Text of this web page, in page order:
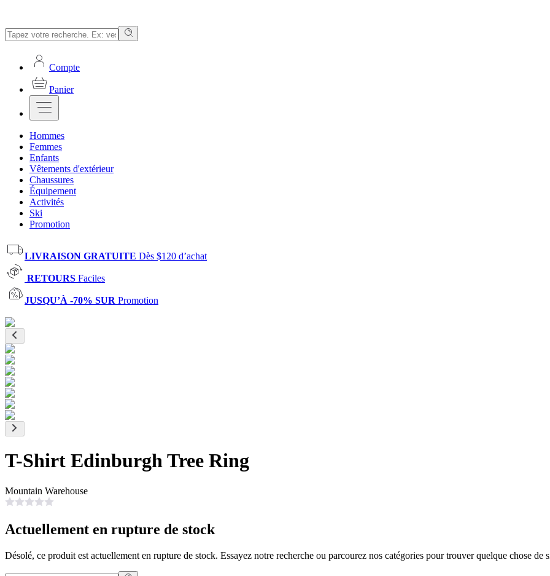
Compte
Panier
Hommes
Femmes
Enfants
Vêtements d'extérieur
Chaussures
Équipement
Activités
Ski
Promotion
LIVRAISON GRATUITE Dès $120 d’achat
RETOURS Faciles
JUSQU’À -70% SUR Promotion
T-Shirt Edinburgh Tree Ring
Mountain Warehouse
Actuellement en rupture de stock
Désolé, ce produit est actuellement en rupture de stock. Essayez notre recherche ou parcourez nos catégories pour trouver quelque chose de